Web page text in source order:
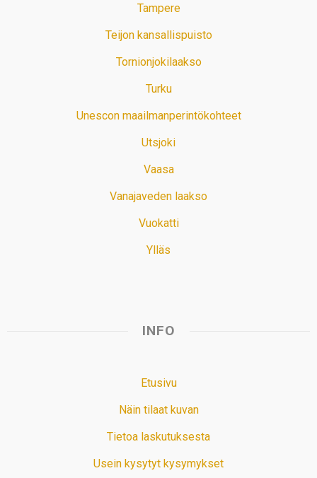
Tampere
Teijon kansallispuisto
Tornionjokilaakso
Turku
Unescon maailmanperintökohteet
Utsjoki
Vaasa
Vanajaveden laakso
Vuokatti
Ylläs
INFO
Etusivu
Näin tilaat kuvan
Tietoa laskutuksesta
Usein kysytyt kysymykset